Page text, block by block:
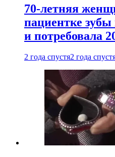
70-летняя
пациентке зубы
и потребовала
2 года спустя2 года